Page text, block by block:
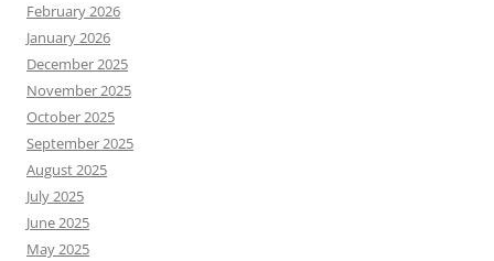
February 2026
January 2026
December 2025
November 2025
October 2025
September 2025
August 2025
July 2025
June 2025
May 2025